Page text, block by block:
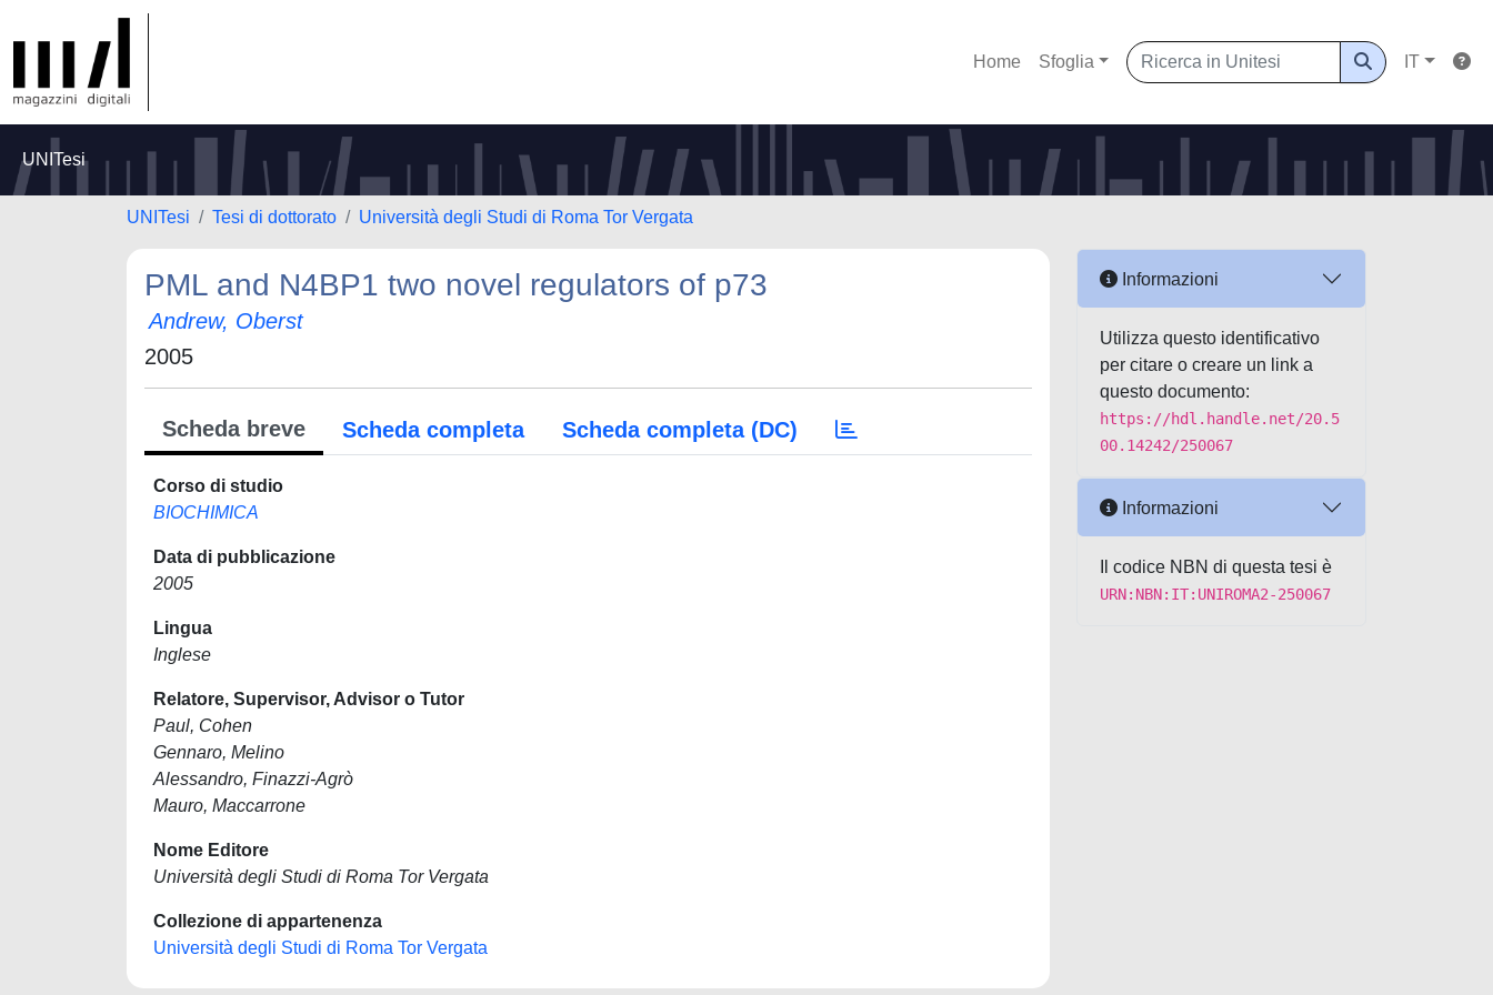
Home Sfoglia IT
UNITesi
UNITesi Tesi di dottorato Università degli Studi di Roma Tor Vergata
PML and N4BP1 two novel regulators of p73
Andrew, Oberst
2005
Scheda breve Scheda completa Scheda completa (DC)
Corso di studio
BIOCHIMICA
Data di pubblicazione
2005
Lingua
Inglese
Relatore, Supervisor, Advisor o Tutor
Paul, Cohen
Gennaro, Melino
Alessandro, Finazzi-Agrò
Mauro, Maccarrone
Nome Editore
Università degli Studi di Roma Tor Vergata
Collezione di appartenenza
Università degli Studi di Roma Tor Vergata
Informazioni
Utilizza questo identificativo
per citare o creare un link a
questo documento:
https://hdl.handle.net/20.5
00.14242/250067
Informazioni
Il codice NBN di questa tesi è
URN:NBN:IT:UNIROMA2-250067